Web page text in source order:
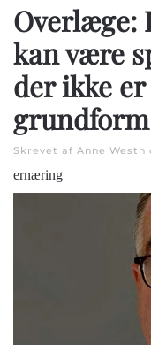
Overlæge:
kan være
der ikke
grundform
Skrevet af Anne Westh
ernæring